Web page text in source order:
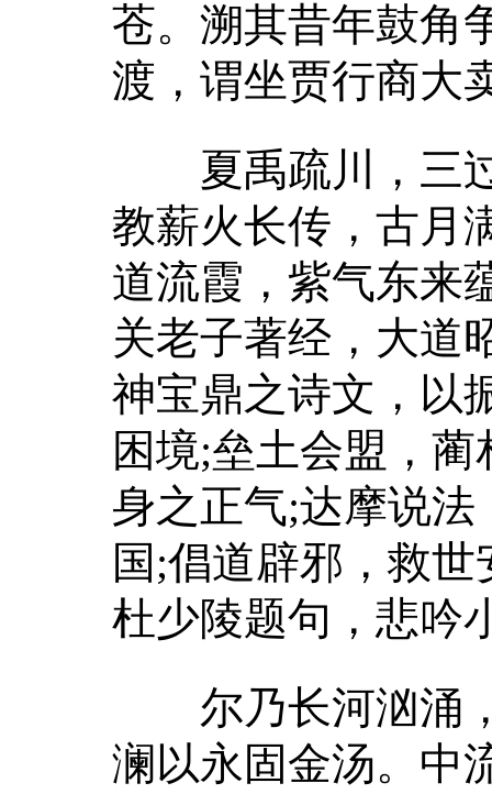
苍。溯其昔年鼓角
渡，谓坐贾行商大
夏禹疏川，三过
教薪火长传，古月
道流霞，紫气东来
关老子著经，大道
神宝鼎之诗文，以
困境;垒土会盟，
身之正气;达摩说
国;倡道辟邪，救
杜少陵题句，悲吟
尔乃长河汹涌，
澜以永固金汤。中